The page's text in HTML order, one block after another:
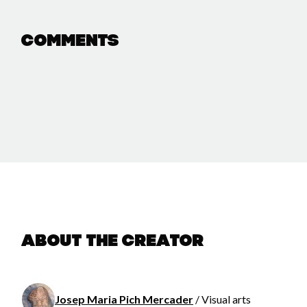
Comments
About the creator
Josep Maria Pich Mercader / Visual arts